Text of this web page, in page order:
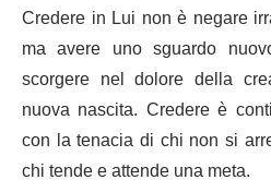
Credere in Lui non è negare
ma avere uno sguardo
scorgere nel dolore della
nuova nascita. Credere è
con la tenacia di chi non si
chi tende e attende una meta.